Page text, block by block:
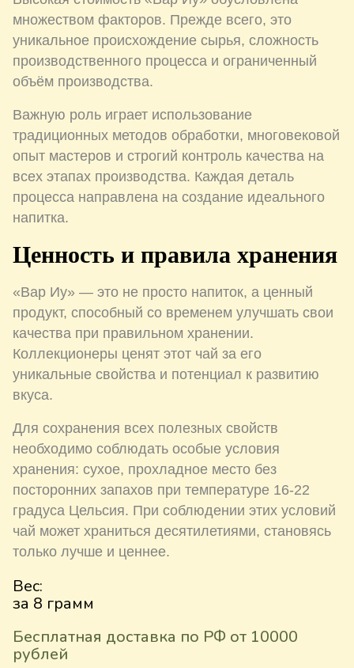
множеством факторов. Прежде всего, это
уникальное происхождение сырья, сложность
производственного процесса и ограниченный
объём производства.
Важную роль играет использование
традиционных методов обработки, многовековой
опыт мастеров и строгий контроль качества на
всех этапах производства. Каждая деталь
процесса направлена на создание идеального
напитка.
Ценность и правила хранения
«Вар Иу» — это не просто напиток, а ценный
продукт, способный со временем улучшать свои
качества при правильном хранении.
Коллекционеры ценят этот чай за его
уникальные свойства и потенциал к развитию
вкуса.
Для сохранения всех полезных свойств
необходимо соблюдать особые условия
хранения: сухое, прохладное место без
посторонних запахов при температуре 16-22
градуса Цельсия. При соблюдении этих условий
чай может храниться десятилетиями, становясь
только лучше и ценнее.
Вес:
за 8 грамм
Бесплатная доставка по РФ от 10000
рублей